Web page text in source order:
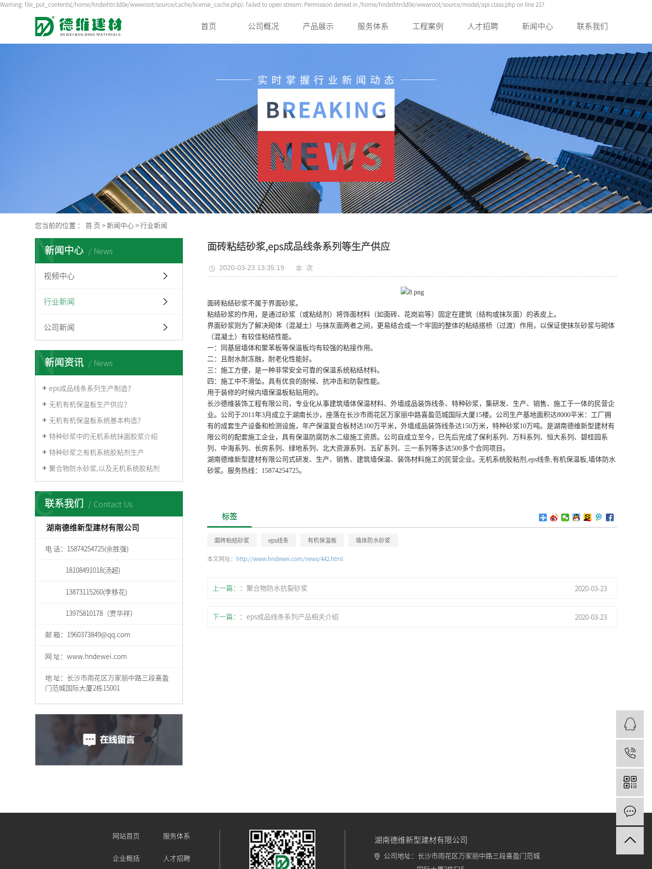
Warning: file_put_contents(/home/hndeihtn3d0e/wwwroot/source/cache/license_cache.php): failed to open stream: Permission denied in /home/hndeihtn3d0e/wwwroot/source/model/api.class.php on line 217
首页 公司概况
荣誉资质
发展历程
产品展示
特种砂浆
服务体系
市场布局
发展蓝图
工程案例 人才招聘 新闻中心
行业新闻
公司新闻
联系我们
联系
您当前的位置 ： 首 页 > 新闻中心 > 行业新闻
新闻中心 News
N
视频中心
行业新闻
公司新闻
新闻资讯 News
N
eps成品线条系列生产制造？
无机有机保温板生产供应？
无机有机保温板系统基本构造？
特种砂浆中的无机系统抹面胶浆介绍
特种砂浆之有机系统胶粘剂生产
聚合物防水砂浆,以及无机系统胶粘剂
联系我们 Contact Us
C
湖南德维新型建材有限公司
电 话：15874254725(余胜强)
18108491018(汤超)
13873115260(李移花)
13975810178（贾华祥）
邮 箱：1960373849@qq.com
网 址：www.hndewei.com
地 址：长沙市雨花区万家丽中路三段喜盈
门范城国际大厦2栋15001
面砖粘结砂浆,eps成品线条系列等生产供应
2020-03-23 13:35:19 次
面砖粘结砂浆不属于界面砂浆。
粘结砂浆的作用，是通过砂浆（或粘结剂）将饰面材料（如面砖、花岗岩等）固定在建筑（结构或抹灰面）的表皮上。
界面砂浆则为了解决砌体（混凝土）与抹灰面两者之间，更易结合成一个牢固的整体的粘结搭桥（过渡）作用，以保证使抹灰砂浆与砌体
（混凝土）有较佳粘结性能。
一：同基层墙体和聚苯板等保温板均有较强的粘接作用。
二：且耐水耐冻融，耐老化性能好。
三：施工方便，是一种非常安全可靠的保温系统粘结材料。
四：施工中不滑坠。具有优良的耐候、抗冲击和防裂性能。
用于装修的时候内墙保温板粘贴用的。
长沙德维装饰工程有限公司， 专业化从事建筑墙体保温材料、外墙成品装饰线条、特种砂浆，集研发、生产、销售、施工于一体的民营企
业。公司于2011年3月成立于湖南长沙，座落在长沙市雨花区万家丽中路喜盈范城国际大厦15楼。公司生产基地面积达8000平米：工厂拥
有的成套生产设备和检测设施，年产保温复合板材达100万平米，外墙成品装饰线条达150万米，特种砂浆10万吨。 是湖南德维新型建材有
限公司的配套施工企业，具有保温防腐防水二级施工资质。公司自成立至今，已先后完成了保利系列、万科系列、恒大系列、碧桂园系
列、中海系列、长房系列、绿地系列、北大资源系列、五矿系列、三一系列等多达500多个合同项目。
湖南德维新型建材有限公司式研发、生产、销售、建筑墙保温、装饰材料施工的民营企业。 无机系统胶粘剂 ,eps线条,有机保温板,墙体防水
砂浆。服务热线：15874254725。
标签
面砖粘结砂浆 eps线条 有机保温板 墙体防水砂浆
本文网址： http://www.hndewei.com/news/442.html
上一篇： 聚合物防水抗裂砂浆 2020-03-23
下一篇： eps成品线条系列产品相关介绍 2020-03-23
网站首页 服务体系
企业概括 人才招聘
湖南德维新型建材有限公司
公司地址：长沙市雨花区万家丽中路三段喜盈门范城